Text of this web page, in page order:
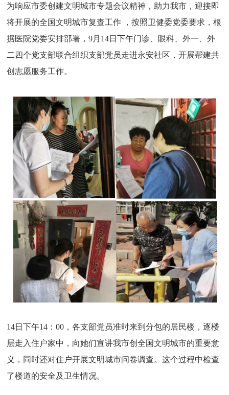
为响应市委创建文明城市专题会议精神，助力我市，迎接即
将开展的全国文明城市复查工作 ，按照卫健委党委要求，根
据医院党委安排部署，9月14日下午门诊、眼科、外一、外
二四个党支部联合组织支部党员走进永安社区，开展帮建共
创志愿服务工作。
14日下午14：00，各支部党员准时来到分包的居民楼，逐楼
层走入住户家中，向她们宣讲我市创全国文明城市的重要意
义，同时还对住户开展文明城市问卷调查。这个过程中检查
了楼道的安全及卫生情况。